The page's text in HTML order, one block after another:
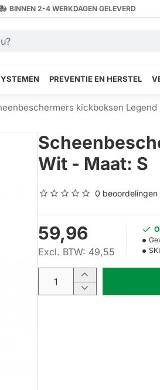
BINNEN 2-4 WERKDAGEN GELEVERD
PREVENTIE EN HERSTEL
kickboksen Legend
Wit - Maat: S
0 beoordelingen
59,96
Excl. BTW: 49,55